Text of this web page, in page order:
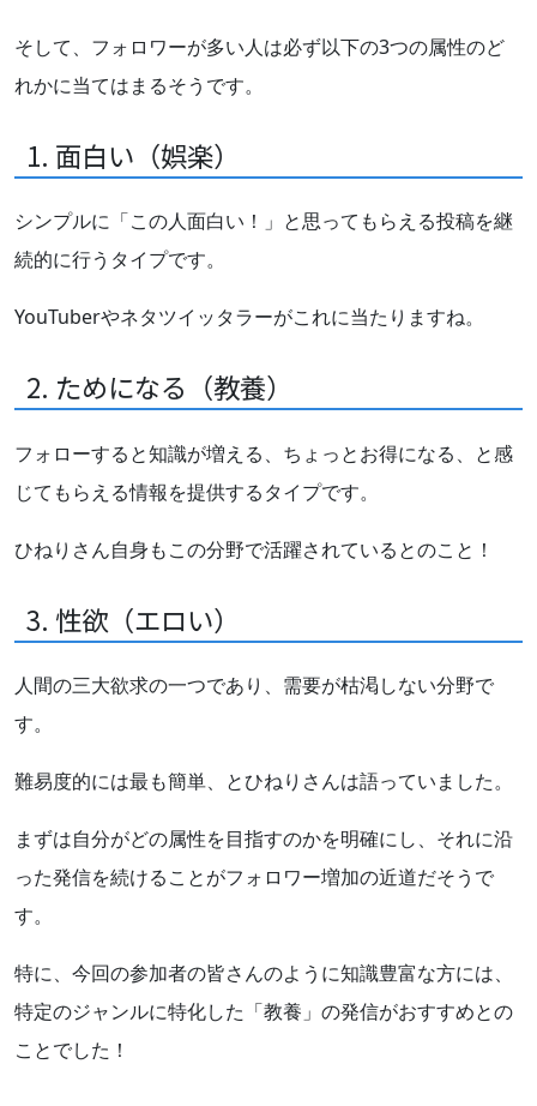
そして、フォロワーが多い人は必ず以下の3つの属性のど
れかに当てはまるそうです。
1. 面白い（娯楽）
シンプルに「この人面白い！」と思ってもらえる投稿を継
続的に行うタイプです。
YouTuberやネタツイッタラーがこれに当たりますね。
2. ためになる（教養）
フォローすると知識が増える、ちょっとお得になる、と感
じてもらえる情報を提供するタイプです。
ひねりさん自身もこの分野で活躍されているとのこと！
3. 性欲（エロい）
人間の三大欲求の一つであり、需要が枯渇しない分野で
す。
難易度的には最も簡単、とひねりさんは語っていました。
まずは自分がどの属性を目指すのかを明確にし、それに沿
った発信を続けることがフォロワー増加の近道だそうで
す。
特に、今回の参加者の皆さんのように知識豊富な方には、
特定のジャンルに特化した「教養」の発信がおすすめとの
ことでした！